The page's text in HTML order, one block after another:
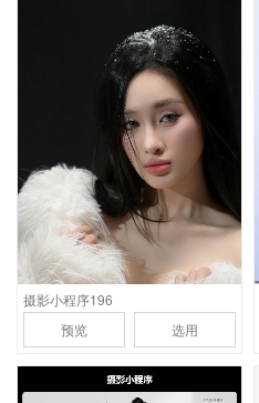
应用场景
首页支持视频全屏自动播
放，功能含样片预览，客
片展示，品牌介绍，联系
方式，预约报价，后台含
档期管理功能
摄影小程序196
预览
选用